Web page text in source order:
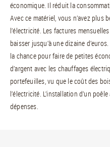
économique. Il réduit la
Avec ce matériel, vous n’avez plus
l’électricité. Les factures
baisser jusqu’à une dizaine
la chance pour faire de petites
d’argent avec les chauffages
portefeuilles, vu que le coût des
l’électricité. L’installation d’un
dépenses.